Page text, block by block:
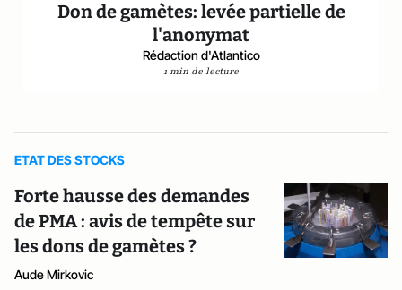
Don de gamètes: levée partielle de
l'anonymat
Rédaction d'Atlantico
1 min de lecture
ETAT DES STOCKS
Forte hausse des demandes
de PMA : avis de tempête sur
les dons de gamètes ?
Aude Mirkovic